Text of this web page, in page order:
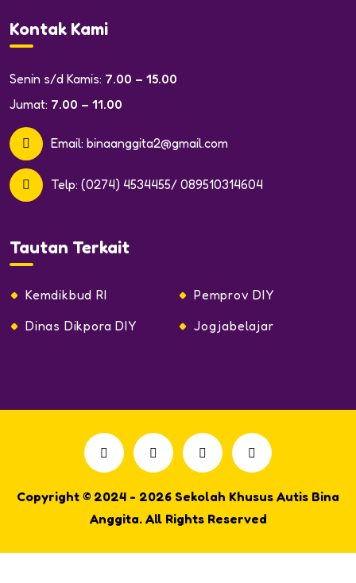
Kontak Kami
Senin s/d Kamis: 7.00 – 15.00
Jumat: 7.00 – 11.00
Email: binaanggita2@gmail.com
Telp: (0274) 4534455/ 089510314604
Tautan Terkait
Kemdikbud RI
Pemprov DIY
Dinas Dikpora DIY
Jogjabelajar
Copyright © 2024 - 2026 Sekolah Khusus Autis Bina
Anggita. All Rights Reserved